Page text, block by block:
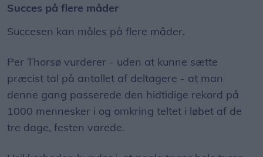
Succes på flere måder
Succesen kan måles på flere måder.
Per Thorsø vurderer - uden at kunne sætte
præcist tal på antallet af deltagere - at man
denne gang passerede den hidtidige rekord på
1000 mennesker i og omkring teltet i løbet af de
tre dage, festen varede.